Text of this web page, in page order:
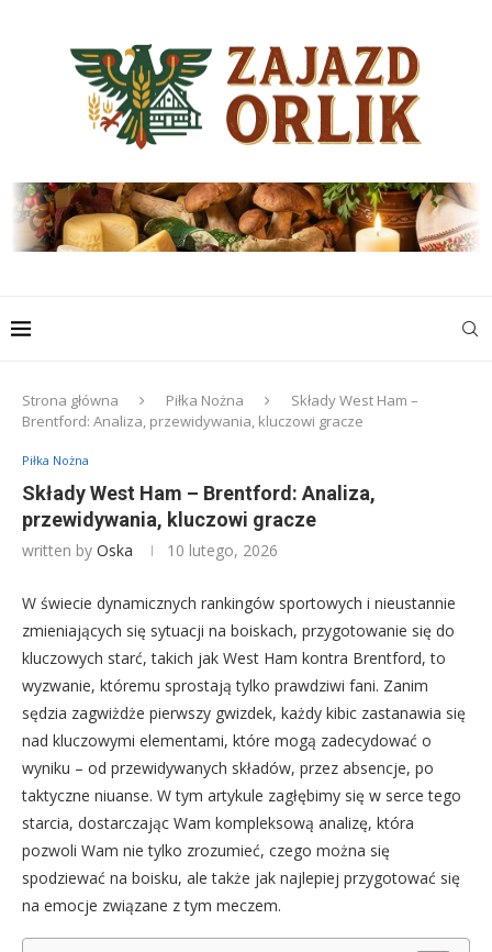
Strona główna Piłka Nożna
Składy West Ham –
Brentford: Analiza, przewidywania, kluczowi gracze
Piłka Nożna
Składy West Ham – Brentford: Analiza,
przewidywania, kluczowi gracze
written by Oska 10 lutego, 2026
W świecie dynamicznych rankingów sportowych i nieustannie
zmieniających się sytuacji na boiskach, przygotowanie się do
kluczowych starć, takich jak West Ham kontra Brentford, to
wyzwanie, któremu sprostają tylko prawdziwi fani. Zanim
sędzia zagwiżdże pierwszy gwizdek, każdy kibic zastanawia się
nad kluczowymi elementami, które mogą zadecydować o
wyniku – od przewidywanych składów, przez absencje, po
taktyczne niuanse. W tym artykule zagłębimy się w serce tego
starcia, dostarczając Wam kompleksową analizę, która
pozwoli Wam nie tylko zrozumieć, czego można się
spodziewać na boisku, ale także jak najlepiej przygotować się
na emocje związane z tym meczem.